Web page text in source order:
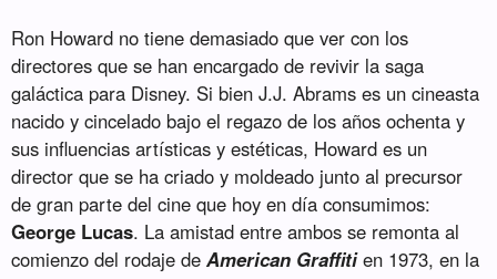
Ron Howard no tiene demasiado que ver con los
directores que se han encargado de revivir la saga
galáctica para Disney. Si bien J.J. Abrams es un cineasta
nacido y cincelado bajo el regazo de los años ochenta y
sus influencias artísticas y estéticas, Howard es un
director que se ha criado y moldeado junto al precursor
de gran parte del cine que hoy en día consumimos:
George Lucas. La amistad entre ambos se remonta al
comienzo del rodaje deAmerican Graffitien 1973, en la